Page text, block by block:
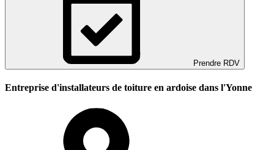
Prendre RDV
Entreprise d'installateurs de toiture en ardoise dans l'Yonne